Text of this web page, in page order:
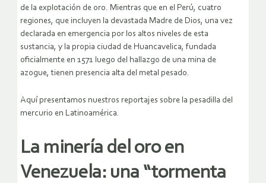
de la explotación de oro. Mientras que en el Perú, cuatro
regiones, que incluyen la devastada Madre de Dios, una vez
declarada en emergencia por los altos niveles de esta
sustancia, y la propia ciudad de Huancavelica, fundada
oficialmente en 1571 luego del hallazgo de una mina de
azogue, tienen presencia alta del metal pesado.
Aquí presentamos nuestros reportajes sobre la pesadilla del
mercurio en Latinoamérica.
La minería del oro en
Venezuela: una “tormenta